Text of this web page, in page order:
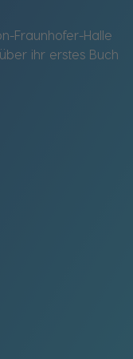
Fraunhofer-Halle
ihr erstes Buch